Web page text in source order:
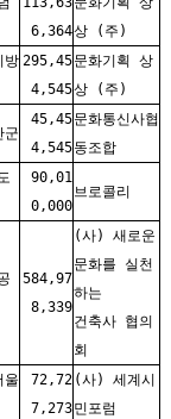
6,364상 (주)
방 295,45
4,545
문화기획 상
상 (주)
군
45,45
4,545
문화통신사협
동조합
90,01
0,000
브로콜리
584,97
8,339
(사) 새로운
문화를 실천
하는
건축사 협의
회
울
72,72
7,273
(사) 세계시
민포럼